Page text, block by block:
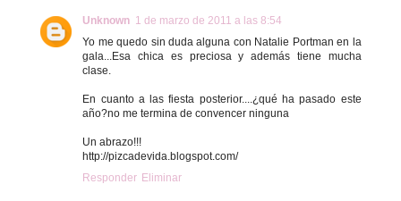
Unknown 1 de marzo de 2011 a las 8:54
Yo me quedo sin duda alguna con Natalie Portman en la
gala...Esa chica es preciosa y además tiene mucha
clase.
En cuanto a las fiesta posterior....¿qué ha pasado este
año?no me termina de convencer ninguna
Un abrazo!!!
http://pizcadevida.blogspot.com/
Responder Eliminar